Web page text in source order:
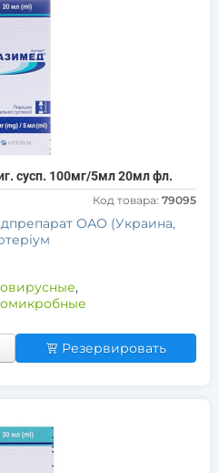
сусп. 100мг/5мл 20мл фл.
Код товара: 79095
ОАО (Украина,
,
Резервировать